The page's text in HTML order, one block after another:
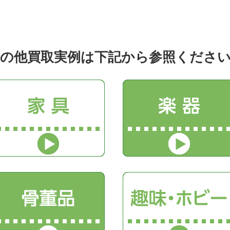
他買取実例は下記から参照くださ